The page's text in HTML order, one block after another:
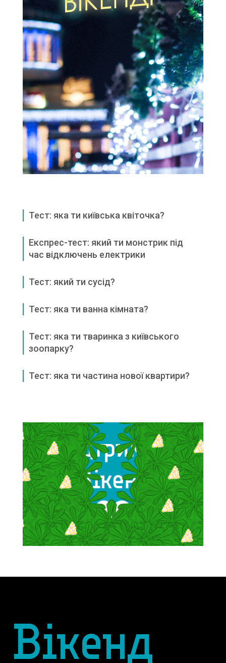
Тест: яка ти київська квіточка?
Експрес-тест: який ти монстрик під
час відключень електрики
Тест: який ти сусід?
Тест: яка ти ванна кімната?
Тест: яка ти тваринка з київського
зоопарку?
Тест: яка ти частина нової квартири?